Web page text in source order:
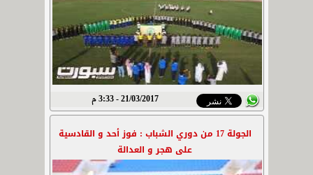
21/03/2017 - 3:33 م
الجولة 17 من دوري الشباب : فوز أحد و القادسية
على هجر و العدالة